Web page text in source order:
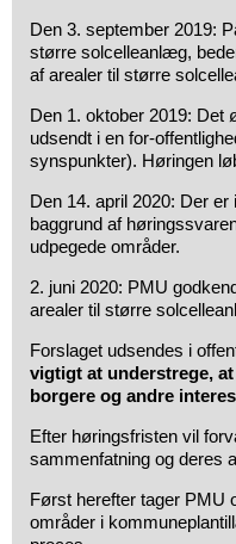
Den 3. september 2019:
større solcelleanlæg,
af arealer til større
Den 1. oktober 2019:
udsendt i en for-
synspunkter). Høringen
Den 14. april 2020: Der
baggrund af
udpegede områder.
2. juni 2020: PMU
arealer til større
Forslaget udsendes i
vigtigt at understrege,
borgere og andre
Efter høringsfristen vil
sammenfatning og deres
Først herefter tager PMU
områder i